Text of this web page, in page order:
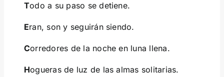
Todo a su paso se detiene.
Eran, son y seguirán siendo.
Corredores de la noche en luna llena.
Hogueras de luz de las almas solitarias.